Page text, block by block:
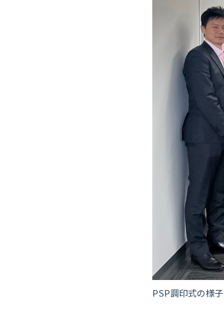
PSP調印式の様子